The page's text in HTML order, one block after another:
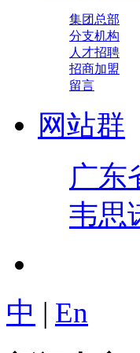
集团总部
分支机构
人才招聘
招商加盟
留言
网站群
广东
韦思
中 | En